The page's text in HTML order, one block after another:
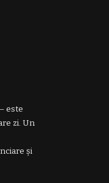
este
zi. Un
și